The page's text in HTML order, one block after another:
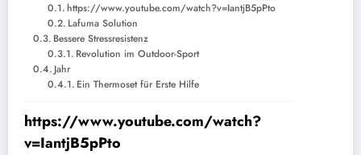
https://www.youtube.com/watch?v=IantjB5pPto
Lafuma Solution
Bessere Stressresistenz
Revolution im Outdoor-Sport
Jahr
Ein Thermoset für Erste Hilfe
https://www.youtube.com/watch?
v=IantjB5pPto